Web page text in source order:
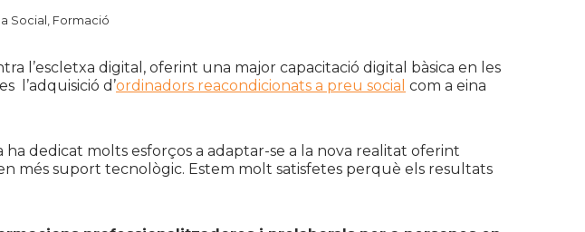
Social , Formació
l’escletxa digital, oferint una major capacitació digital bàsica en les
l’adquisició d’ordinadors reacondicionats a preu social com a eina
dedicat molts esforços a adaptar-se a la nova realitat oferint
més suport tecnològic. Estem molt satisfetes perquè els resultats